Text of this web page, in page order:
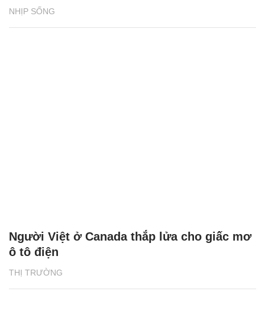
NHỊP SỐNG
THỊ TRƯỜNG
Người Việt ở Canada thắp lửa cho giấc mơ
ô tô điện